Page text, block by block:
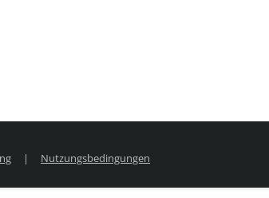
| Nutzungsbedingungen